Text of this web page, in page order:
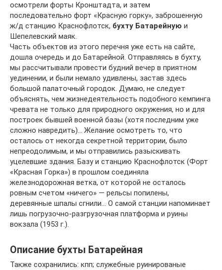
осмотрели форты Кронштадта, и затем
последовательно форт «Красную горку», заброшенную
ж/д станцию Краснофлотск, бухту Батарейную и
Шепелевский маяк.
Часть объектов из этого перечня уже есть на сайте,
дошла очередь и до Батарейной. Отправляясь в бухту,
мы рассчитывали провести будний вечер в приятном
уединении, и были немало удивлены, застав здесь
большой палаточный городок. Думаю, не следует
объяснять, чем жизнедеятельность подобного кемпинга
чревата не только для природного окружения, но и для
построек бывшей военной базы (хотя последним уже
сложно навредить)… Желание осмотреть то, что
осталось от некогда секретной территории, было
непреодолимым, и мы отправились разыскивать
уцелевшие здания. Базу и станцию Краснофлотск (Форт
«Красная Горка») в прошлом соединяла
железнодорожная ветка, от которой не осталось
ровным счетом «ничего» — рельсы попилены,
деревянные шпалы сгнили… О самой станции напоминает
лишь погрузочно-разгрузочная платформа и руины
вокзала (1953 г.).
Описание бухты Батарейная
Также сохранились: кпп; служебные руинированые